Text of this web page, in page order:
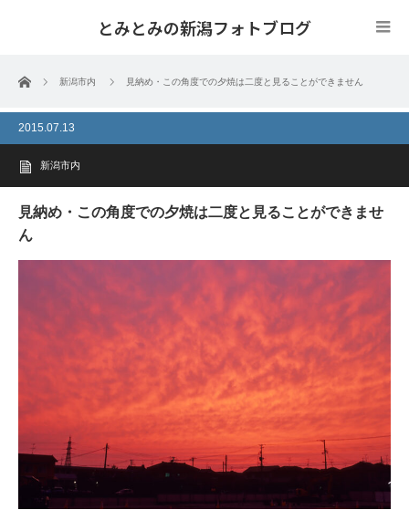
とみとみの新潟フォトブログ
ホーム 新潟市内 見納め・この角度での夕焼は二度と見ることができません
2015.07.13
新潟市内
見納め・この角度での夕焼は二度と見ることができませ
ん